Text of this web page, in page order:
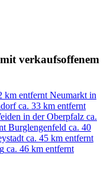
verkaufsoffenem
km entfernt Neumarkt in
ca. 33 km entfernt
in der Oberpfalz ca.
Burglengenfeld ca. 40
ca. 45 km entfernt
ca. 46 km entfernt